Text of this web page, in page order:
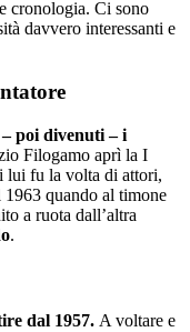
cronologia. Ci sono
davvero interessanti e
poi divenuti – i
Filogamo aprì la I
lui fu la volta di attori,
quando al timone
a ruota dall’altra
.
dal 1957. A voltare e